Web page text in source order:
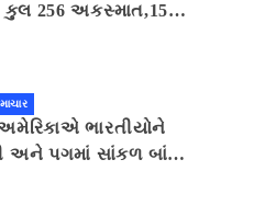
કુલ 256 અકસ્માત,15
ભારતીયોને
અને પગમાં સાંકળ બાંધી,